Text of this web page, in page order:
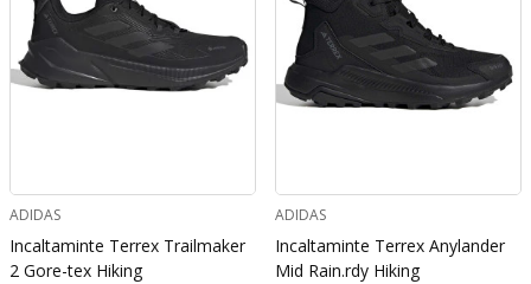
ADIDAS
Incaltaminte Terrex Trailmaker
2 Gore-tex Hiking
ADIDAS
Incaltaminte Terrex Anylander
Mid Rain.rdy Hiking